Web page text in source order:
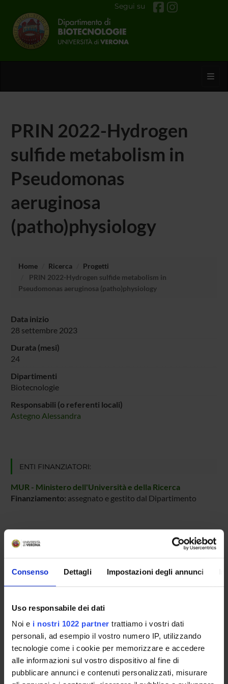
Consenso Dettagli Impostazioni degli annunci
Uso responsabile dei dati
Noi e i nostri 1022 partner trattiamo i vostri dati
personali, ad esempio il vostro numero IP, utilizzando
tecnologie come i cookie per memorizzare e accedere
alle informazioni sul vostro dispositivo al fine di
pubblicare annunci e contenuti personalizzati, misurare
Segui su
PRIN 2022-Hydrogen
sulfide metabolism in
Pseudomonas
aeruginosa
(patho)physiology
Home Ricerca
Progetti
PRIN 2022-Hydrogen sulfide metabolism in
Pseudomonas aeruginosa (patho)physiology
Data inizio
28 settembre 2023
Durata (mesi)
24
Dipartimenti
Biotecnologie
Responsabili (o referenti locali)
Astegno Alessandra
ENTI FINANZIATORI:
MUR - Ministero dell'Università e della Ricerca
Finanziamento: assegnato e gestito dal Dipartimento
PARTECIPANTI AL PROGETTO
Professore associato
AREE DI RICERCA COINVOLTE DAL PROGETTO
Proteomica strutturale, funzionale e di espressione
General biochemistry and metabolism
Biochimica e Biologia Molecolare
Macromolecular complexes including interactions involving